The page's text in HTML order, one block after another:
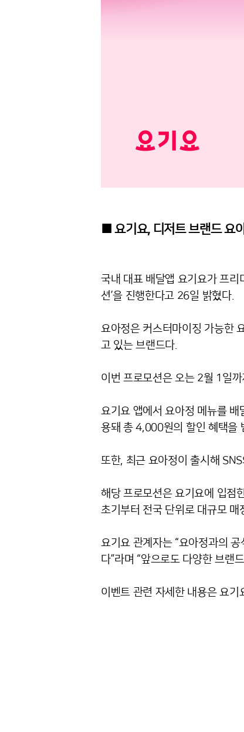
■ 요기요, 디저트 브랜드
국내 대표 배달앱 요기요가 프리
션’을 진행한다고 26일 밝혔다.
요아정은 커스터마이징 가능한
고 있는 브랜드다.
이번 프로모션은 오는 2월 1일
요기요 앱에서 요아정 메뉴를
용돼 총 4,000원의 할인 혜택을
또한, 최근 요아정이 출시해
해당 프로모션은 요기요에 입점
초기부터 전국 단위로 대규모 매
요기요 관계자는 “요아정과의
다”라며 “앞으로도 다양한 브랜
이벤트 관련 자세한 내용은 요기